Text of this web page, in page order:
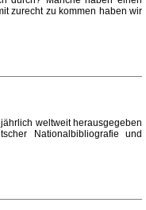
zurecht zu kommen haben wir
weltweit herausgegeben
Nationalbibliografie und